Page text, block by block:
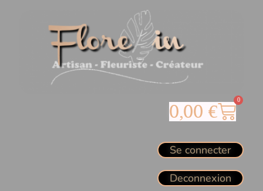
0,00 € 0
Se connecter
Deconnexion